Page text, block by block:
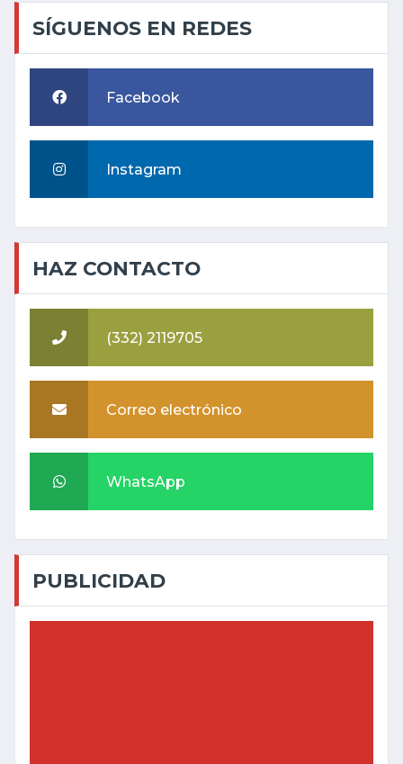
SÍGUENOS EN REDES
Facebook
Instagram
HAZ CONTACTO
(332) 2119705
Correo electrónico
WhatsApp
PUBLICIDAD